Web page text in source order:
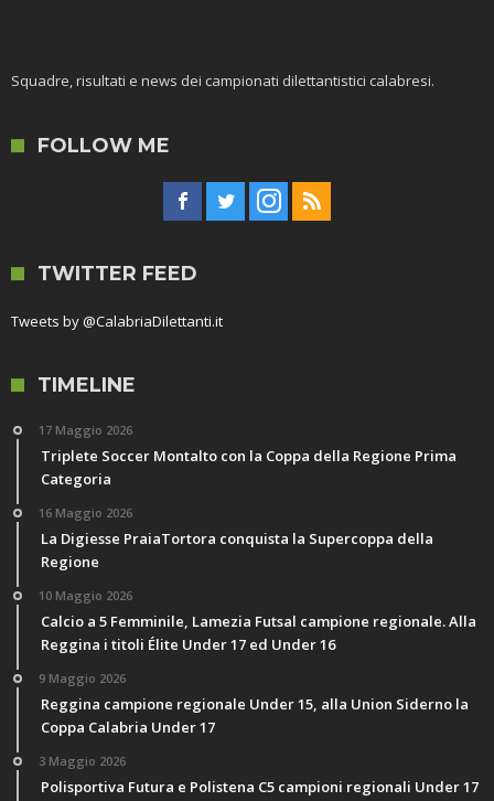
Squadre, risultati e news dei campionati dilettantistici calabresi.
FOLLOW ME
TWITTER FEED
Tweets by @CalabriaDilettanti.it
TIMELINE
17 Maggio 2026
Triplete Soccer Montalto con la Coppa della Regione Prima
Categoria
16 Maggio 2026
La Digiesse PraiaTortora conquista la Supercoppa della
Regione
10 Maggio 2026
Calcio a 5 Femminile, Lamezia Futsal campione regionale. Alla
Reggina i titoli Élite Under 17 ed Under 16
9 Maggio 2026
Reggina campione regionale Under 15, alla Union Siderno la
Coppa Calabria Under 17
3 Maggio 2026
Polisportiva Futura e Polistena C5 campioni regionali Under 17